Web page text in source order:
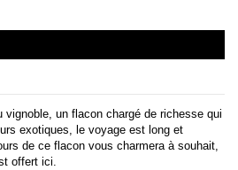
vignoble, un flacon chargé de richesse qui
exotiques, le voyage est long et
de ce flacon vous charmera à souhait,
offert ici.